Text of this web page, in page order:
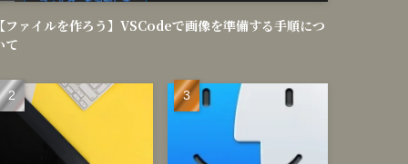
【ファイルを作ろう】VSCodeで画像を準備する手順につ
て